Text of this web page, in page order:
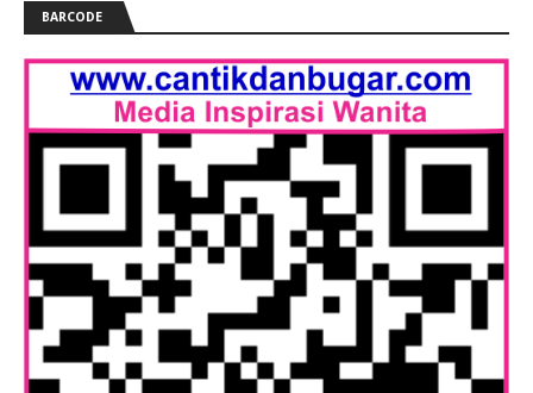
BARCODE